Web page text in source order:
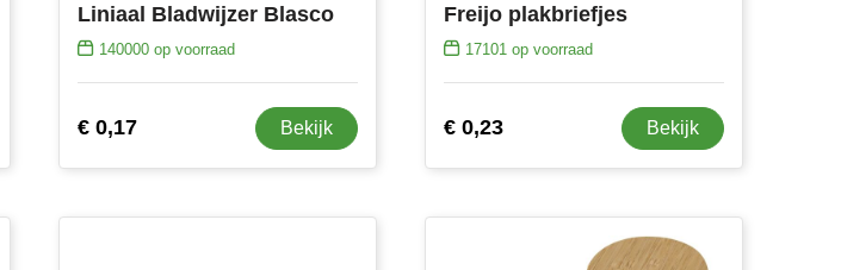
Liniaal Bladwijzer Blasco
140000 op voorraad
€ 0,17 Bekijk
Freijo plakbriefjes
17101 op voorraad
€ 0,23 Bekijk